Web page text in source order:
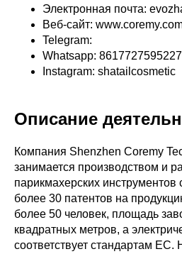
Электронная почта:
Веб-сайт:
Telegram:
Whatsapp: 8617727595227
Instagram: shatailcosmetic
Описание
Компания Shenzhen Coremy
занимается производством и
парикмахерских инструментов
более 30 патентов на
более 50 человек, площадь
квадратных метров, а
соответствует стандартам